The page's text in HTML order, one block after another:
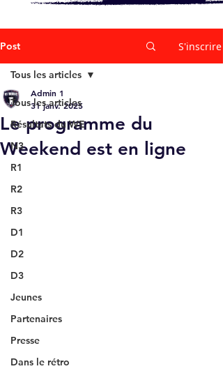
Post S'inscrire
Tous les articles
Résultats du WE
N3
R1
R2
R3
D1
D2
D3
Jeunes
Partenaires
Presse
Dans le rétro
Tous les articles
Le programme du
Weekend est en ligne
Admin 1
31 janv. 2025